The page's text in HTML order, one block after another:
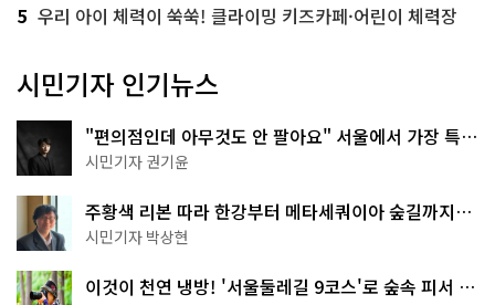
5 우리 아이 체력이 쑥쑥! 클라이밍 키즈카페·어린이 체력장
시민기자 인기뉴스
"편의점인데 아무것도 안 팔아요" 서울에서 가장 특별
한 편의점의 정체
시민기자 권기윤
주황색 리본 따라 한강부터 메타세쿼이아 숲길까지…
서울둘레길 15코스
시민기자 박상현
이것이 천연 냉방! '서울둘레길 9코스'로 숲속 피서 떠